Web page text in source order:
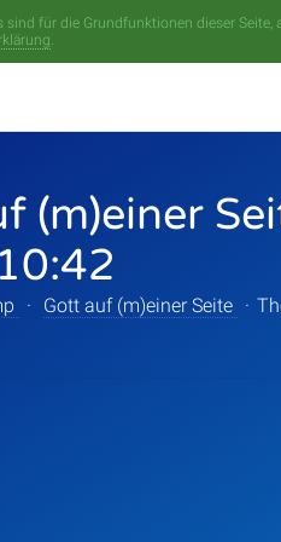
für die Grundfunktionen dieser Seite,
.
(m)einer
· Gott auf (m)einer Seite ·